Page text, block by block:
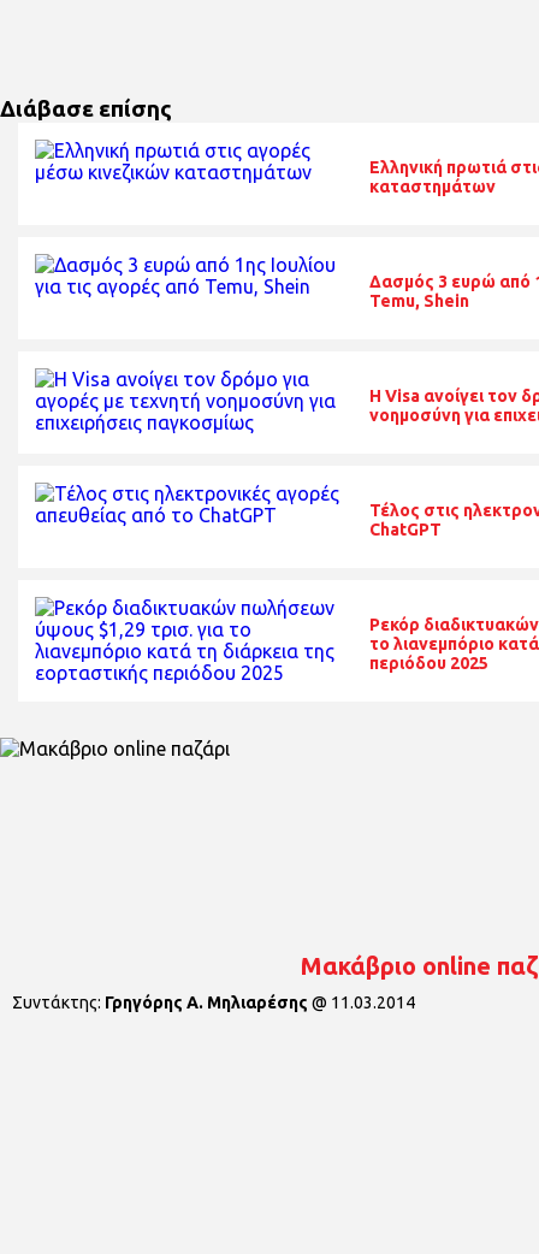
Διάβασε επίσης
Ελληνική πρωτιά
καταστημάτων
Δασμός 3 ευρώ από
Temu, Shein
Η Visa ανοίγει τον
νοημοσύνη για
Τέλος στις
ChatGPT
Ρεκόρ
το λιανεμπόριο
περιόδου 2025
Μακάβριο online
Συντάκτης: Γρηγόρης Α. Μηλιαρέσης @ 11.03.2014